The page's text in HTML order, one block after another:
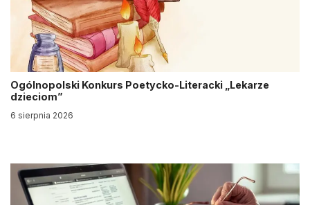
Ogólnopolski Konkurs Poetycko-Literacki „Lekarze
dzieciom”
6 sierpnia 2026